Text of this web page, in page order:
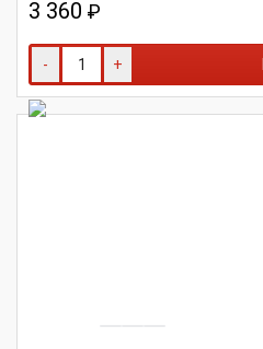
3 360 ₽
- +